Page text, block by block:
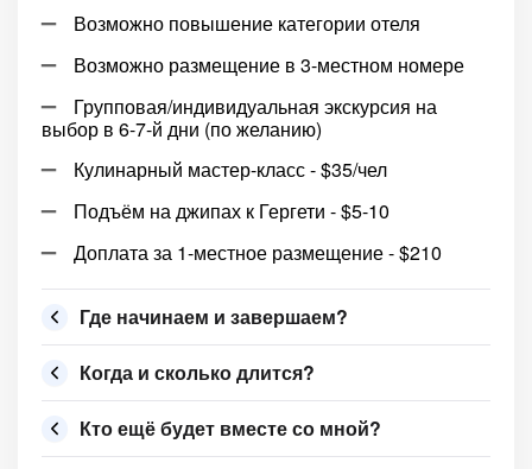
Возможно повышение категории отеля
Возможно размещение в 3-местном номере
Групповая/индивидуальная экскурсия на
выбор в 6-7-й дни (по желанию)
Кулинарный мастер-класс - $35/чел
Подъём на джипах к Гергети - $5-10
Доплата за 1-местное размещение - $210
Где начинаем и завершаем?
Когда и сколько длится?
Кто ещё будет вместе со мной?